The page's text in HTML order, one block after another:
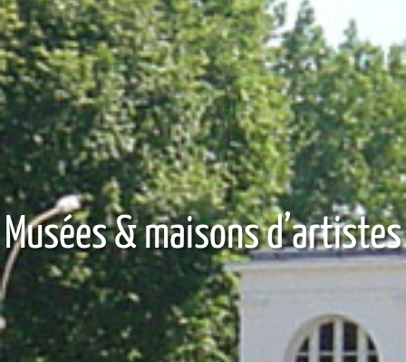
Musées & maisons d’artistes